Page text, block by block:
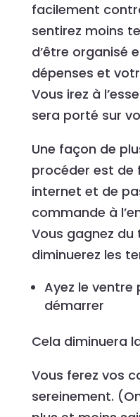
facilement
sentirez moins
d’être organisé
dépenses et
Vous irez à
sera porté sur
Une façon de
procéder est de
internet et de
commande à
Vous gagnez
diminuerez les
Ayez le ventre
démarrer
Cela diminuera
Vous ferez vos
sereinement.